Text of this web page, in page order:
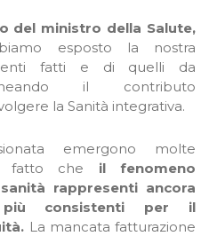
del ministro della Salute,
esposto la nostra
fatti e di quelli da
il contributo
la Sanità integrativa.
emergono molte
fatto che il fenomeno
rappresenti ancora
consistenti per il
La mancata fatturazione